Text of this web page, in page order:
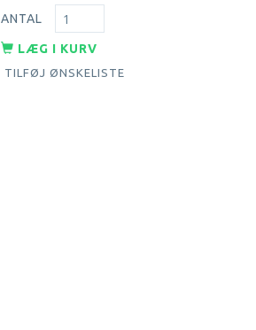
ANTAL
LÆG I KURV
TILFØJ ØNSKELISTE